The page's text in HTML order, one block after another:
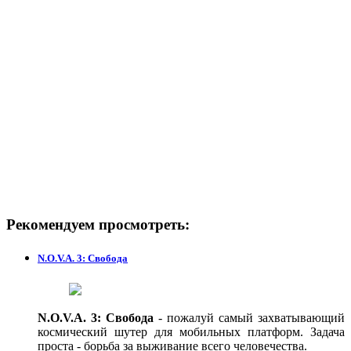
Рекомендуем просмотреть:
N.O.V.A. 3: Свобода
N.O.V.A. 3: Свобода - пожалуй самый захватывающий
космический шутер для мобильных платформ. Задача
проста - борьба за выживание всего человечества.